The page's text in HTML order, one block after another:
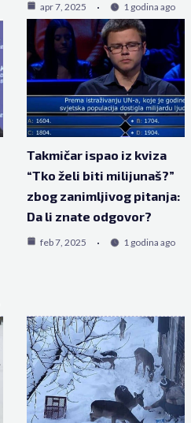
apr 7, 2025 1 godina ago
Takmičar ispao iz kviza
“Tko želi biti milijunaš?”
zbog zanimljivog pitanja:
Da li znate odgovor?
feb 7, 2025 1 godina ago